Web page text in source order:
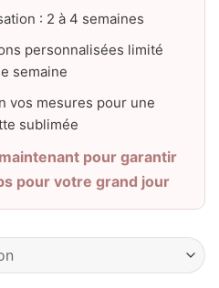
: 2 à 4 semaines
personnalisées limité
semaine
vos mesures pour une
sublimée
pour garantir
pour votre grand jour